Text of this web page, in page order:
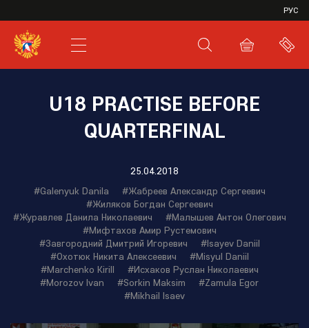
РУС
SHL
JHL
U18 PRACTISE BEFORE
QUARTERFINAL
25.04.2018
#Galenyuk Danila
#Жабреев Александр Сергеевич
#Жиляков Богдан Сергеевич
#Журавлев Данила Николаевич
#Малышев Антон Олегович
#Мифтахов Амир Рустемович
#Завгородний Дмитрий Игоревич
#Isayev Daniil
#Охотюк Никита Алексеевич
#Misyul Daniil
#Marchenko Kirill
#Исхаков Руслан Николаевич
#Morozov Ivan
#Sorkin Maksim
#Zamula Egor
#Mikhail Isaev